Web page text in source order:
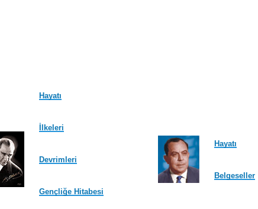
Hayatı
İlkeleri
Devrimleri
Gençliğe Hitabesi
Hayatı
Belgeseller